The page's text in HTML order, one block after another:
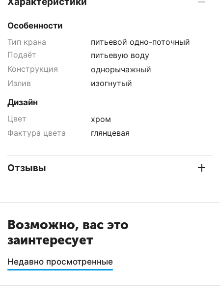
Особенности
Тип крана
питьевой одно-поточный
Подаёт
питьевую воду
Конструкция
однорычажный
Излив
изогнутый
Дизайн
Цвет
хром
Фактура цвета
глянцевая
Отзывы
Возможно, вас это
заинтересует
Недавно просмотренные